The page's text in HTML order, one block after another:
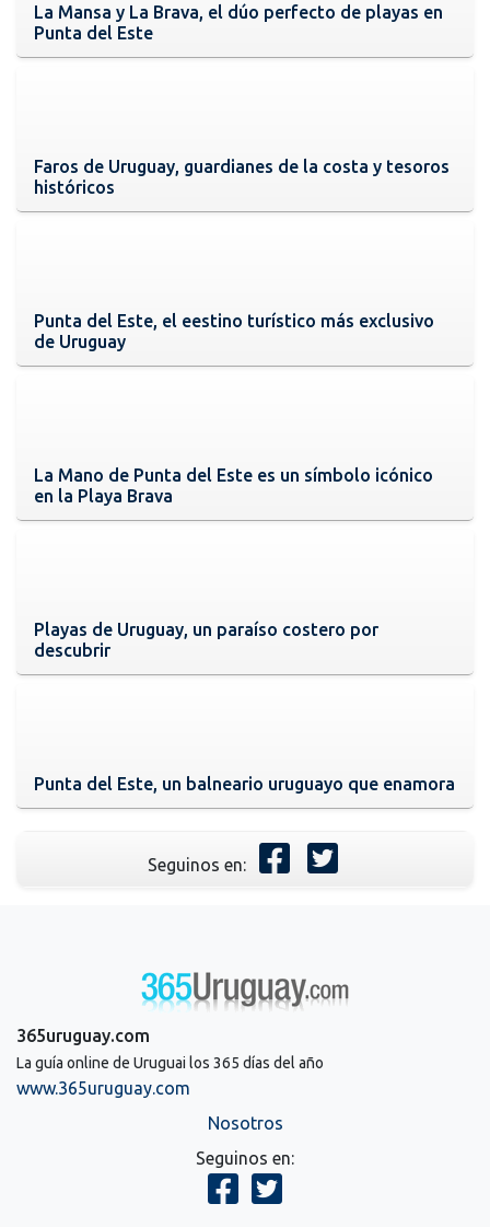
La Mansa y La Brava, el dúo perfecto de playas en
Punta del Este
Faros de Uruguay, guardianes de la costa y tesoros
históricos
Punta del Este, el eestino turístico más exclusivo
de Uruguay
La Mano de Punta del Este es un símbolo icónico
en la Playa Brava
Playas de Uruguay, un paraíso costero por
descubrir
Punta del Este, un balneario uruguayo que enamora
Seguinos en:
365uruguay.com
La guía online de Uruguai los 365 días del año
www.365uruguay.com
Nosotros
Seguinos en: